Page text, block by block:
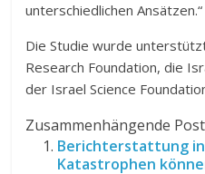
unterschiedlichen Ansätzen.“
Die Studie wurde
Research Foundation, die
der Israel Science
Zusammenhängende
Berichterstattung
Katastrophen